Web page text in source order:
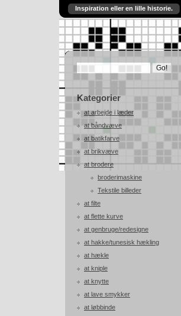
Inspiration eller en lille historie.
Kategorier
at arbejde i læder
at båndvæve
at batikfarve
at brikvæve
at brodere
broderimaskine
Tekstile billeder
at filte
at flette kurve
at genbruge/redesigne
at hakke/tunesisk hækling
at hækle
at kniple
at knytte
at lave smykker
at løbbinde